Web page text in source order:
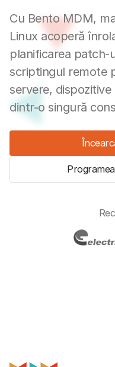
Cu Bento MDM,
Linux acoperă
planificarea patch-
scriptingul remote
servere,
dintr-o singură